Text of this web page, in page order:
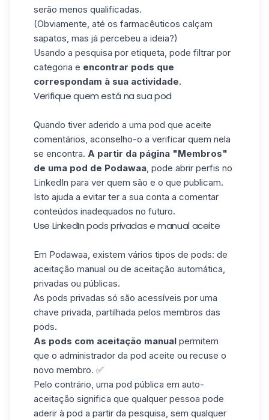
serão menos qualificadas.
(Obviamente, até os farmacêuticos calçam
sapatos, mas já percebeu a ideia?)
Usando a pesquisa por etiqueta, pode filtrar por
categoria e encontrar pods que
correspondam à sua actividade.
Verifique quem está na sua pod
Quando tiver aderido a uma pod que aceite
comentários, aconselho-o a verificar quem nela
se encontra. A partir da página "Membros"
de uma pod de Podawaa, pode abrir perfis no
LinkedIn para ver quem são e o que publicam.
Isto ajuda a evitar ter a sua conta a comentar
conteúdos inadequados no futuro.
Use LinkedIn pods privadas e manual aceite
Em Podawaa, existem vários tipos de pods: de
aceitação manual ou de aceitação automática,
privadas ou públicas.
As pods privadas só são acessíveis por uma
chave privada, partilhada pelos membros das
pods.
As pods com aceitação manual permitem
que o administrador da pod aceite ou recuse o
novo membro. ✅
Pelo contrário, uma pod pública em auto-
aceitação significa que qualquer pessoa pode
aderir à pod a partir da pesquisa, sem qualquer